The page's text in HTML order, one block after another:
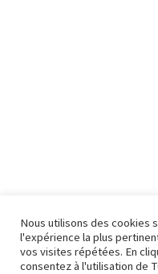
Nous utilisons des cookies
l'expérience la plus
vos visites répétées. En
consentez à l'utilisation de